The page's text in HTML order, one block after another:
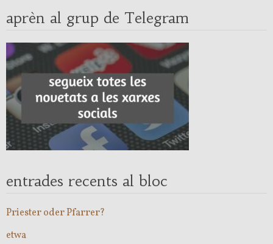
aprèn al grup de Telegram
entrades recents al bloc
Priester oder Pfarrer?
etwa